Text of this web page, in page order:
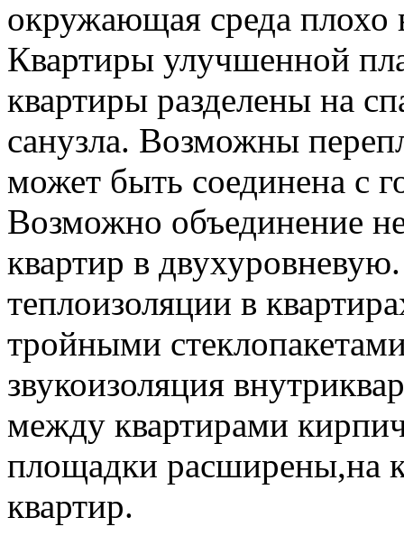
окружающая среда плохо
Квартиры улучшенной
квартиры разделены на
санузла. Возможны
может быть соединена с
Возможно объединение
квартир в
теплоизоляции в
тройными
звукоизоляция
между квартирами
площадки расширены,на
квартир.